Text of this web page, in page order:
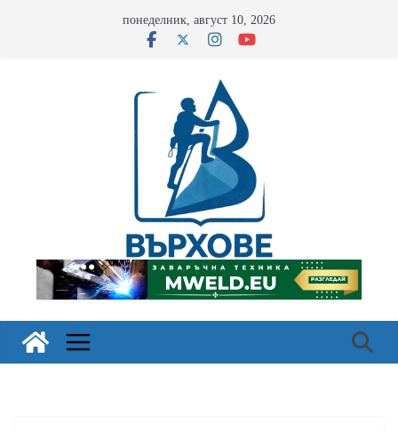
понеделник, август 10, 2026